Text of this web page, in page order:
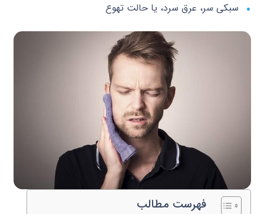
سبکی سر، عرق سرد، یا حالت تهوع
فهرست مطالب